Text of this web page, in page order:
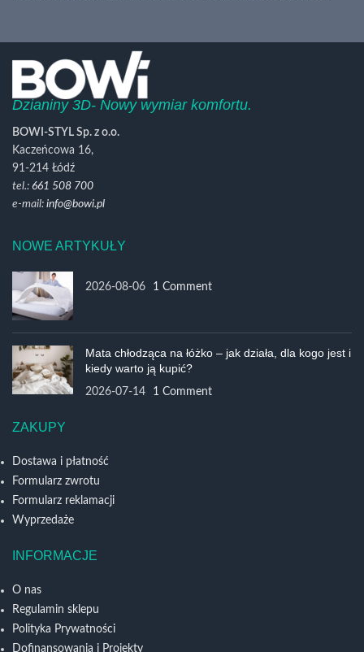
Dzianiny 3D- Nowy wymiar komfortu.
BOWI-STYL Sp. z o.o.
Kaczeńcowa 16,
91-214 Łódź
tel.: 661 508 700
e-mail: info@bowi.pl
NOWE ARTYKUŁY
2026-08-06 1 Comment
Mata chłodząca na łóżko – jak działa, dla kogo jest i
kiedy warto ją kupić?
2026-07-14 1 Comment
ZAKUPY
Dostawa i płatność
Formularz zwrotu
Formularz reklamacji
Wyprzedaże
INFORMACJE
O nas
Regulamin sklepu
Polityka Prywatności
Dofinansowania i Projekty